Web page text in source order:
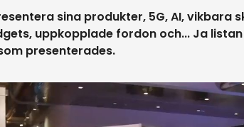
sina produkter, 5G, AI, vikbara
uppkopplade fordon och... Ja
presenterades.